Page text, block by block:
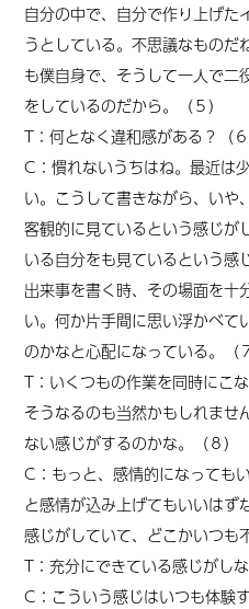
自分の中で、自分で作り上げた
うとしている。不思議なものだ
も僕自身で、そうして一人で二
をしているのだから。（５）
T：何となく違和感がある？（６
C：慣れないうちはね。最近は
い。こうして書きながら、いや
客観的に見ているという感じが
いる自分をも見ているという感
出来事を書く時、その場面を十
い。何か片手間に思い浮かべて
のかなと心配になっている。（７
T：いくつもの作業を同時にこ
そうなるのも当然かもしれませ
ない感じがするのかな。（８）
C：もっと、感情的になっても
と感情が込み上げてもいいはず
感じがしていて、どこかいつも
T：充分にできている感じがしな
C：こういう感じはいつも体験